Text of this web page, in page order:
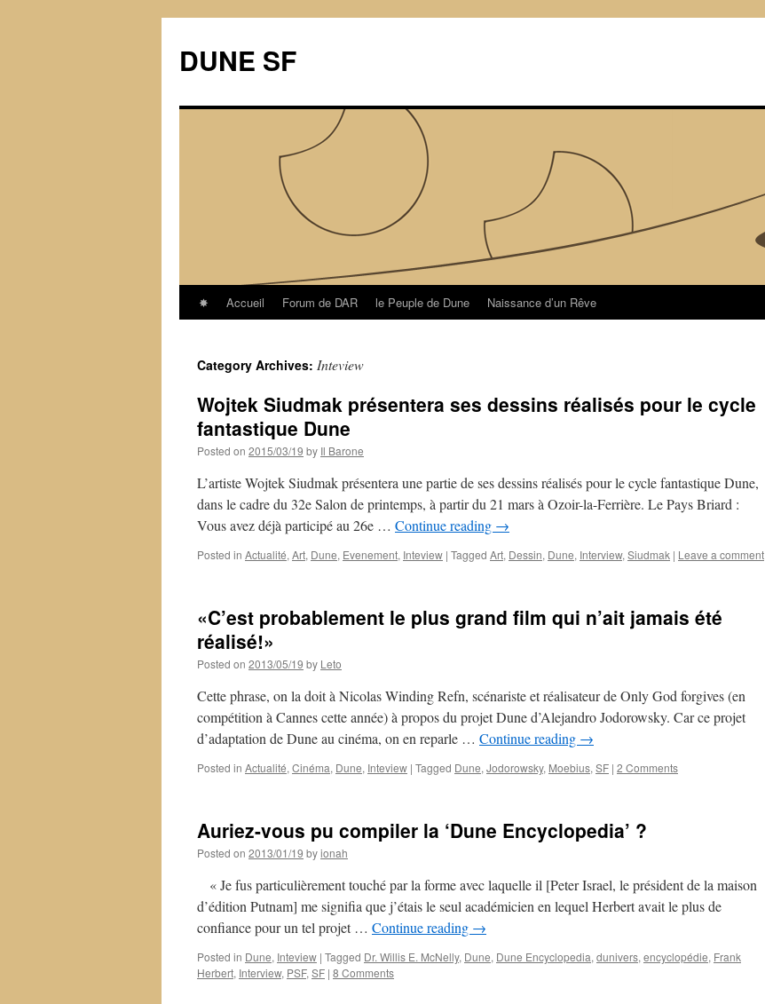
content
DUNE SF
✸ Accueil Forum de DAR le Peuple de Dune Naissance d’un Rêve
Category Archives: Inteview
Wojtek Siudmak présentera ses dessins réalisés pour le cycle
fantastique Dune
Posted on 2015/03/19 by Il Barone
L’artiste Wojtek Siudmak présentera une partie de ses dessins réalisés pour le cycle fantastique Dune,
dans le cadre du 32e Salon de printemps, à partir du 21 mars à Ozoir-la-Ferrière. Le Pays Briard :
Vous avez déjà participé au 26e … Continue reading →
Posted in Actualité, Art, Dune, Evenement, Inteview | Tagged Art, Dessin, Dune, Interview, Siudmak | Leave a comment
«C’est probablement le plus grand film qui n’ait jamais été
réalisé!»
Posted on 2013/05/19 by Leto
Cette phrase, on la doit à Nicolas Winding Refn, scénariste et réalisateur de Only God forgives (en
compétition à Cannes cette année) à propos du projet Dune d’Alejandro Jodorowsky. Car ce projet
d’adaptation de Dune au cinéma, on en reparle … Continue reading →
Posted in Actualité, Cinéma, Dune, Inteview | Tagged Dune, Jodorowsky, Moebius, SF | 2 Comments
Auriez-vous pu compiler la ‘Dune Encyclopedia’ ?
Posted on 2013/01/19 byionah
« Je fus particulièrement touché par la forme avec laquelle il [Peter Israel, le président de la maison
d’édition Putnam] me signifia que j’étais le seul académicien en lequel Herbert avait le plus de
confiance pour un tel projet … Continue reading →
Posted in Dune, Inteview | Tagged Dr. Willis E. McNelly, Dune, Dune Encyclopedia, dunivers, encyclopédie, Frank
Herbert, Interview, PSF, SF | 8 Comments